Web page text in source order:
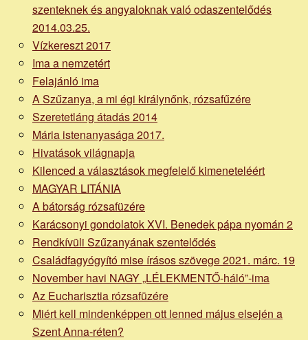
szenteknek és angyaloknak való odaszentelődés
2014.03.25.
Vízkereszt 2017
Ima a nemzetért
Felajánló ima
A Szűzanya, a mi égi királynőnk, rózsafűzére
Szeretetláng átadás 2014
Mária istenanyasága 2017.
Hivatások világnapja
Kilenced a választások megfelelő kimeneteléért
MAGYAR LITÁNIA
A bátorság rózsafüzére
Karácsonyi gondolatok XVI. Benedek pápa nyomán 2
Rendkívüli Szűzanyának szentelődés
Családfagyógyító mise írásos szövege 2021. márc. 19
November havi NAGY „LÉLEKMENTŐ-háló”-ima
Az Eucharisztia rózsafüzére
Miért kell mindenképpen ott lenned május elsején a
Szent Anna-réten?